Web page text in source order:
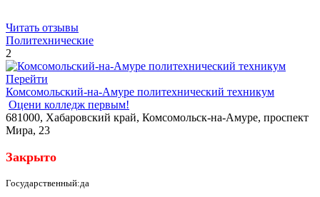
Читать отзывы
Политехнические
2
Перейти
Комсомольский-на-Амуре политехнический техникум
Оцени колледж первым!
681000, Хабаровский край, Комсомольск-на-Амуре, проспект
Мира, 23
Закрыто
Государственный:да